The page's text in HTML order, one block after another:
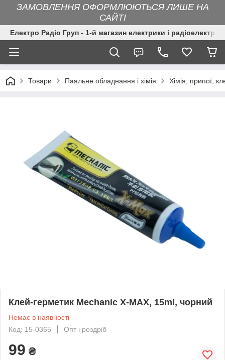
ЗАМОВЛЕННЯ ОФОРМЛЮЮТЬСЯ ЛИШЕ НА
САЙТІ
Електро Радіо Груп - 1-й магазин електрики і
Товари Паяльне обладнання і хімія Хімія, припої,
Клей-герметик Mechanic X-MAX, 15ml, чорний
Немає в наявності
Код: 15-0365
Опт і роздріб
99 ₴